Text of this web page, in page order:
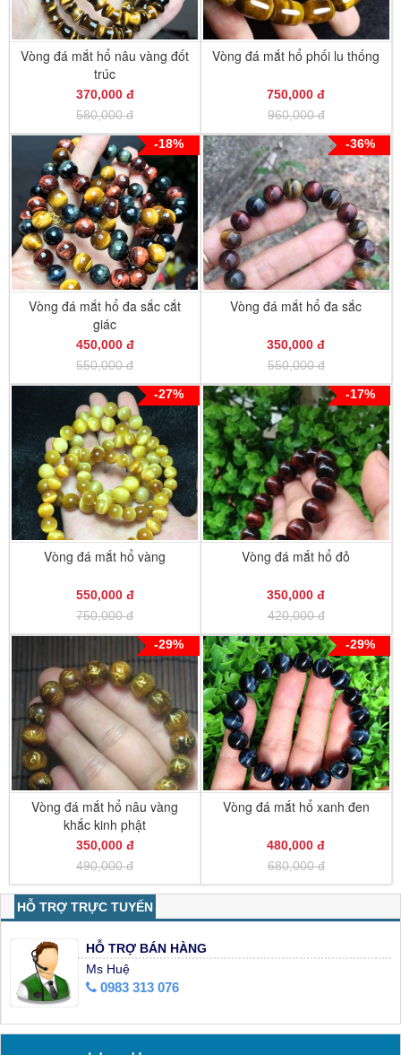
Vòng đá mắt hổ nâu vàng đốt
trúc
370,000 đ
580,000 đ
Vòng đá mắt hổ phối lu thống
750,000 đ
960,000 đ
-18%
Vòng đá mắt hổ đa sắc cắt
giác
450,000 đ
550,000 đ
-36%
Vòng đá mắt hổ đa sắc
350,000 đ
550,000 đ
-27%
Vòng đá mắt hổ vàng
550,000 đ
750,000 đ
-17%
Vòng đá mắt hổ đỏ
350,000 đ
420,000 đ
-29%
Vòng đá mắt hổ nâu vàng
khắc kinh phật
350,000 đ
490,000 đ
-29%
Vòng đá mắt hổ xanh đen
480,000 đ
680,000 đ
HỖ TRỢ TRỰC TUYẾN
HỖ TRỢ BÁN HÀNG
Ms Huệ
0983 313 076